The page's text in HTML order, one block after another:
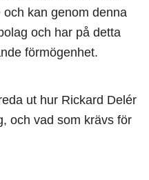
kan genom denna
och har på detta
förmögenhet.
ut hur Rickard Delér
och vad som krävs för